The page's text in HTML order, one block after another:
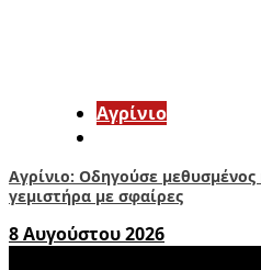
Aγρίνιο
Αγρίνιο: Οδηγούσε μεθυσμένος
γεμιστήρα με σφαίρες
8 Αυγούστου 2026